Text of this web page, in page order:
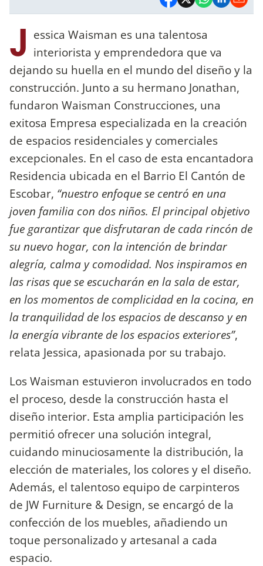
J essica Waisman es una talentosa
interiorista y emprendedora que va
dejando su huella en el mundo del diseño y la
construcción. Junto a su hermano Jonathan,
fundaron Waisman Construcciones, una
exitosa Empresa especializada en la creación
de espacios residenciales y comerciales
excepcionales. En el caso de esta encantadora
Residencia ubicada en el Barrio El Cantón de
Escobar, “nuestro enfoque se centró en una
joven familia con dos niños. El principal objetivo
fue garantizar que disfrutaran de cada rincón de
su nuevo hogar, con la intención de brindar
alegría, calma y comodidad. Nos inspiramos en
las risas que se escucharán en la sala de estar,
en los momentos de complicidad en la cocina, en
la tranquilidad de los espacios de descanso y en
la energía vibrante de los espacios exteriores”,
relata Jessica, apasionada por su trabajo.
Los Waisman estuvieron involucrados en todo
el proceso, desde la construcción hasta el
diseño interior. Esta amplia participación les
permitió ofrecer una solución integral,
cuidando minuciosamente la distribución, la
elección de materiales, los colores y el diseño.
Además, el talentoso equipo de carpinteros
de JW Furniture & Design, se encargó de la
confección de los muebles, añadiendo un
toque personalizado y artesanal a cada
espacio.